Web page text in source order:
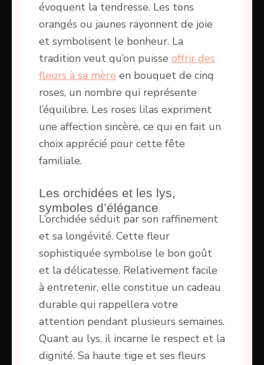
évoquent la tendresse. Les tons
orangés ou jaunes rayonnent de joie
et symbolisent le bonheur. La
tradition veut qu’on puisse offrir des
fleurs à sa mère en bouquet de cinq
roses, un nombre qui représente
l’équilibre. Les roses lilas expriment
une affection sincère, ce qui en fait un
choix apprécié pour cette fête
familiale.
Les orchidées et les lys,
symboles d’élégance
L’orchidée séduit par son raffinement
et sa longévité. Cette fleur
sophistiquée symbolise le bon goût
et la délicatesse. Relativement facile
à entretenir, elle constitue un cadeau
durable qui rappellera votre
attention pendant plusieurs semaines.
Quant au lys, il incarne le respect et la
dignité. Sa haute tige et ses fleurs